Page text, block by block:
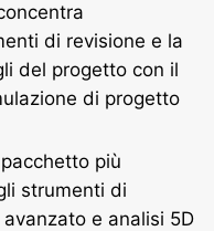
di revisione e la
del progetto con il
di progetto
più
strumenti di
e analisi 5D